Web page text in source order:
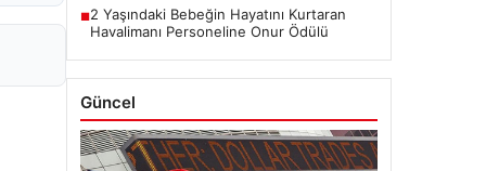
■2 Yaşındaki Bebeğin Hayatını Kurtaran
Havalimanı Personeline Onur Ödülü
Güncel